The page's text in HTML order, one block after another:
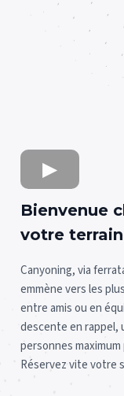
Bienvenue
votre
Canyoning, via
emmène vers les
entre amis ou en
descente en rappel,
personnes
Réservez vite votre